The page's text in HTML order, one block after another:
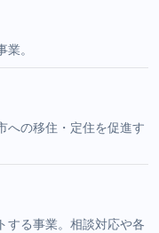
。
への移住・定住を促進す
する事業。相談対応や各